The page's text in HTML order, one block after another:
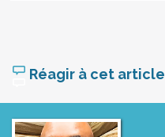
Réagir à cet article